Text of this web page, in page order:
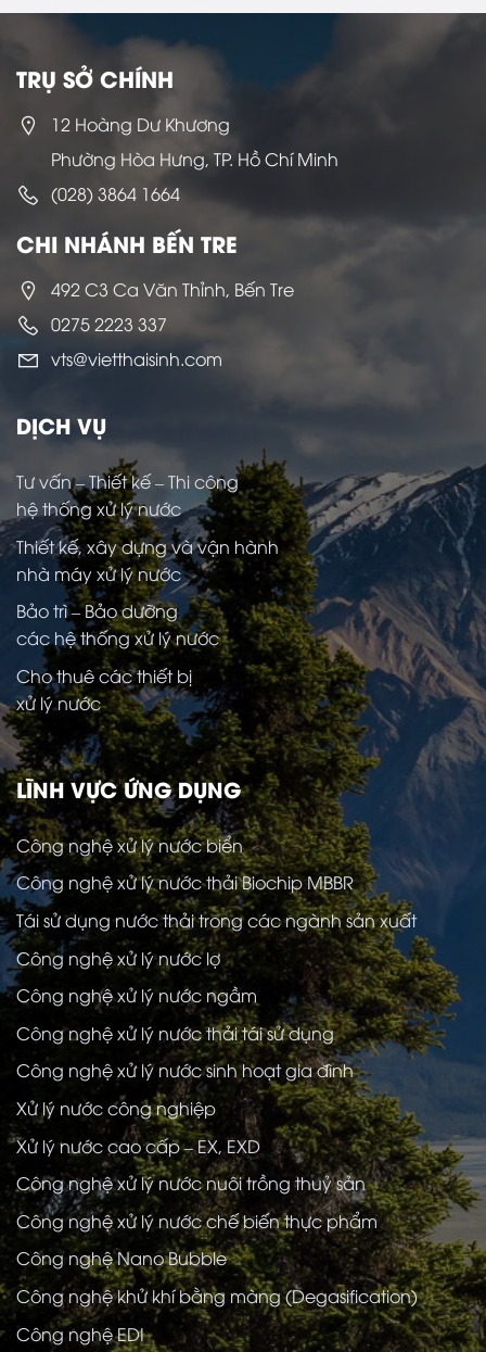
TRỤ SỞ CHÍNH
12 Hoàng Dư Khương
Phường Hòa Hưng, TP. Hồ Chí Minh
(028) 3864 1664
CHI NHÁNH BẾN TRE
492 C3 Ca Văn Thỉnh, Bến Tre
0275 2223 337
vts@vietthaisinh.com
DỊCH VỤ
Tư vấn – Thiết kế – Thi công
hệ thống xử lý nước
Thiết kế, xây dựng và vận hành
nhà máy xử lý nước
Bảo trì – Bảo dưỡng
các hệ thống xử lý nước
Cho thuê các thiết bị
xử lý nước
LĨNH VỰC ỨNG DỤNG
Công nghệ xử lý nước biển
Công nghệ xử lý nước thải Biochip MBBR
Tái sử dụng nước thải trong các ngành sản xuất
Công nghệ xử lý nước lợ
Công nghệ xử lý nước ngầm
Công nghệ xử lý nước thải tái sử dụng
Công nghệ xử lý nước sinh hoạt gia đình
Xử lý nước công nghiệp
Xử lý nước cao cấp – EX, EXD
Công nghệ xử lý nước nuôi trồng thuỷ sản
Công nghệ xử lý nước chế biến thực phẩm
Công nghệ Nano Bubble
Công nghệ khử khí bằng màng (Degasification)
Công nghệ EDI